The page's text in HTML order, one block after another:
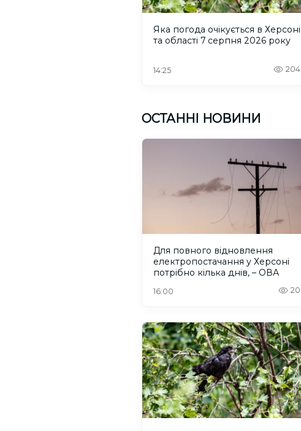
Яка погода очікується в Херсоні
та області 7 серпня 2026 року
14:25 204
ОСТАННІ НОВИНИ
Для повного відновлення
електропостачання у Херсоні
потрібно кілька днів, – ОВА
16:00 20